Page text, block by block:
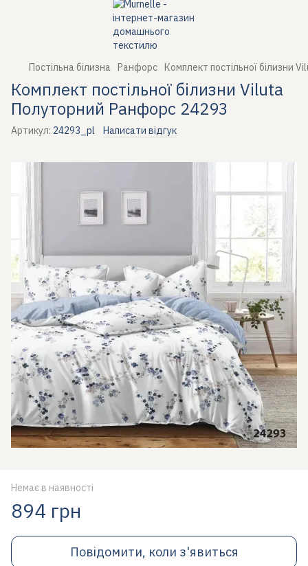
Постільна білизна Ранфорс Комплект постільної білизни
Комплект постільної білизни Viluta
Полуторний Ранфорс 24293
Артикул: 24293_pl Написати відгук
Немає в наявності
894 грн
Повідомити, коли з'явиться